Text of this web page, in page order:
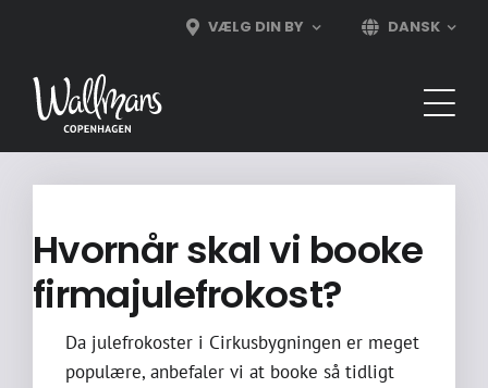
content
VÆLG DIN BY DANSK
Hvornår skal vi booke
firmajulefrokost?
Da julefrokoster i Cirkusbygningen er meget
populære, anbefaler vi at booke så tidligt